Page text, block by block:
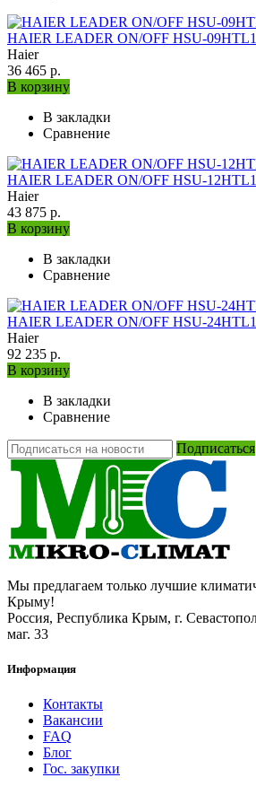
HAIER LEADER ON/OFF HSU-
Haier
36 465 р.
В корзину
В закладки
Сравнение
HAIER LEADER ON/OFF HSU-
Haier
43 875 р.
В корзину
В закладки
Сравнение
HAIER LEADER ON/OFF HSU-
Haier
92 235 р.
В корзину
В закладки
Сравнение
Подписаться
Мы предлагаем только лучшие
Крыму!
Россия, Республика Крым, г.
маг. 33
Информация
Контакты
Вакансии
FAQ
Блог
Гос. закупки